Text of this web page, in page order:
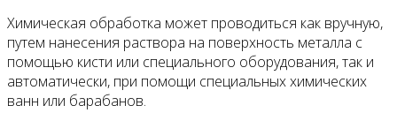
Химическая обработка может проводиться как вручную,
путем нанесения раствора на поверхность металла с
помощью кисти или специального оборудования, так и
автоматически, при помощи специальных химических
ванн или барабанов.